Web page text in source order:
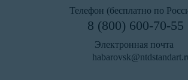
Телефон (бесплатно по
8 (800) 600-70-55
Электронная почта